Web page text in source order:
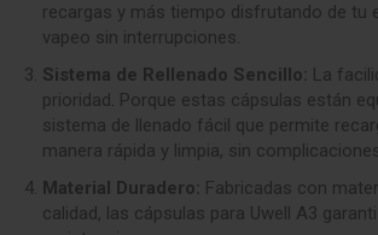
recargas y más tiempo disfrutando de tu
vapeo sin interrupciones.
Sistema de Rellenado Sencillo: La
prioridad. Porque estas cápsulas están
sistema de llenado fácil que permite
manera rápida y limpia, sin
Material Duradero: Fabricadas con
calidad, las cápsulas para Uwell A3